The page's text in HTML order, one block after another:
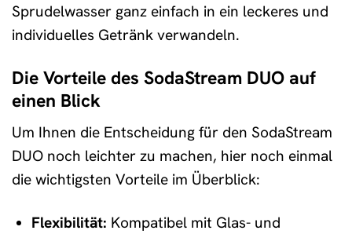
Sprudelwasser ganz einfach in ein leckeres und
individuelles Getränk verwandeln.
Die Vorteile des SodaStream DUO auf
einen Blick
Um Ihnen die Entscheidung für den SodaStream
DUO noch leichter zu machen, hier noch einmal
die wichtigsten Vorteile im Überblick:
Flexibilität: Kompatibel mit Glas- und